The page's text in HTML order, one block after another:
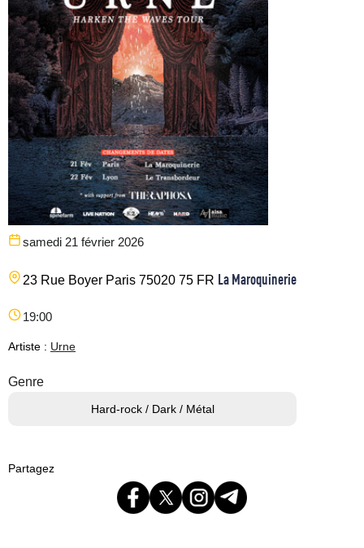
samedi 21 février 2026
23 Rue Boyer Paris 75020 75 FR La Maroquinerie
19:00
Artiste : Urne
Genre
Hard-rock / Dark / Métal
Partagez